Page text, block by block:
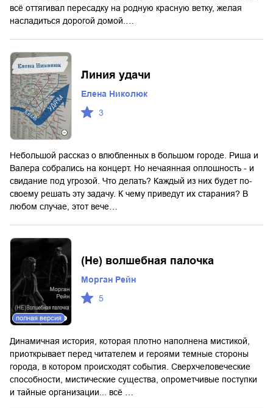
всё оттягивал пересадку на родную красную ветку, желая
насладиться дорогой домой.…
Линия удачи
Елена Николюк
3
Небольшой рассказ о влюбленных в большом городе. Риша и
Валера собрались на концерт. Но нечаянная оплошность - и
свидание под угрозой. Что делать? Каждый из них будет по-
своему решать эту задачу. К чему приведут их старания? В
любом случае, этот вече…
полная версия
(Не) волшебная палочка
Морган Рейн
5
Динамичная история, которая плотно наполнена мистикой,
приоткрывает перед читателем и героями темные стороны
города, в котором происходят события. Сверхчеловеческие
способности, мистические существа, опрометчивые поступки
и тайные организации... всё …